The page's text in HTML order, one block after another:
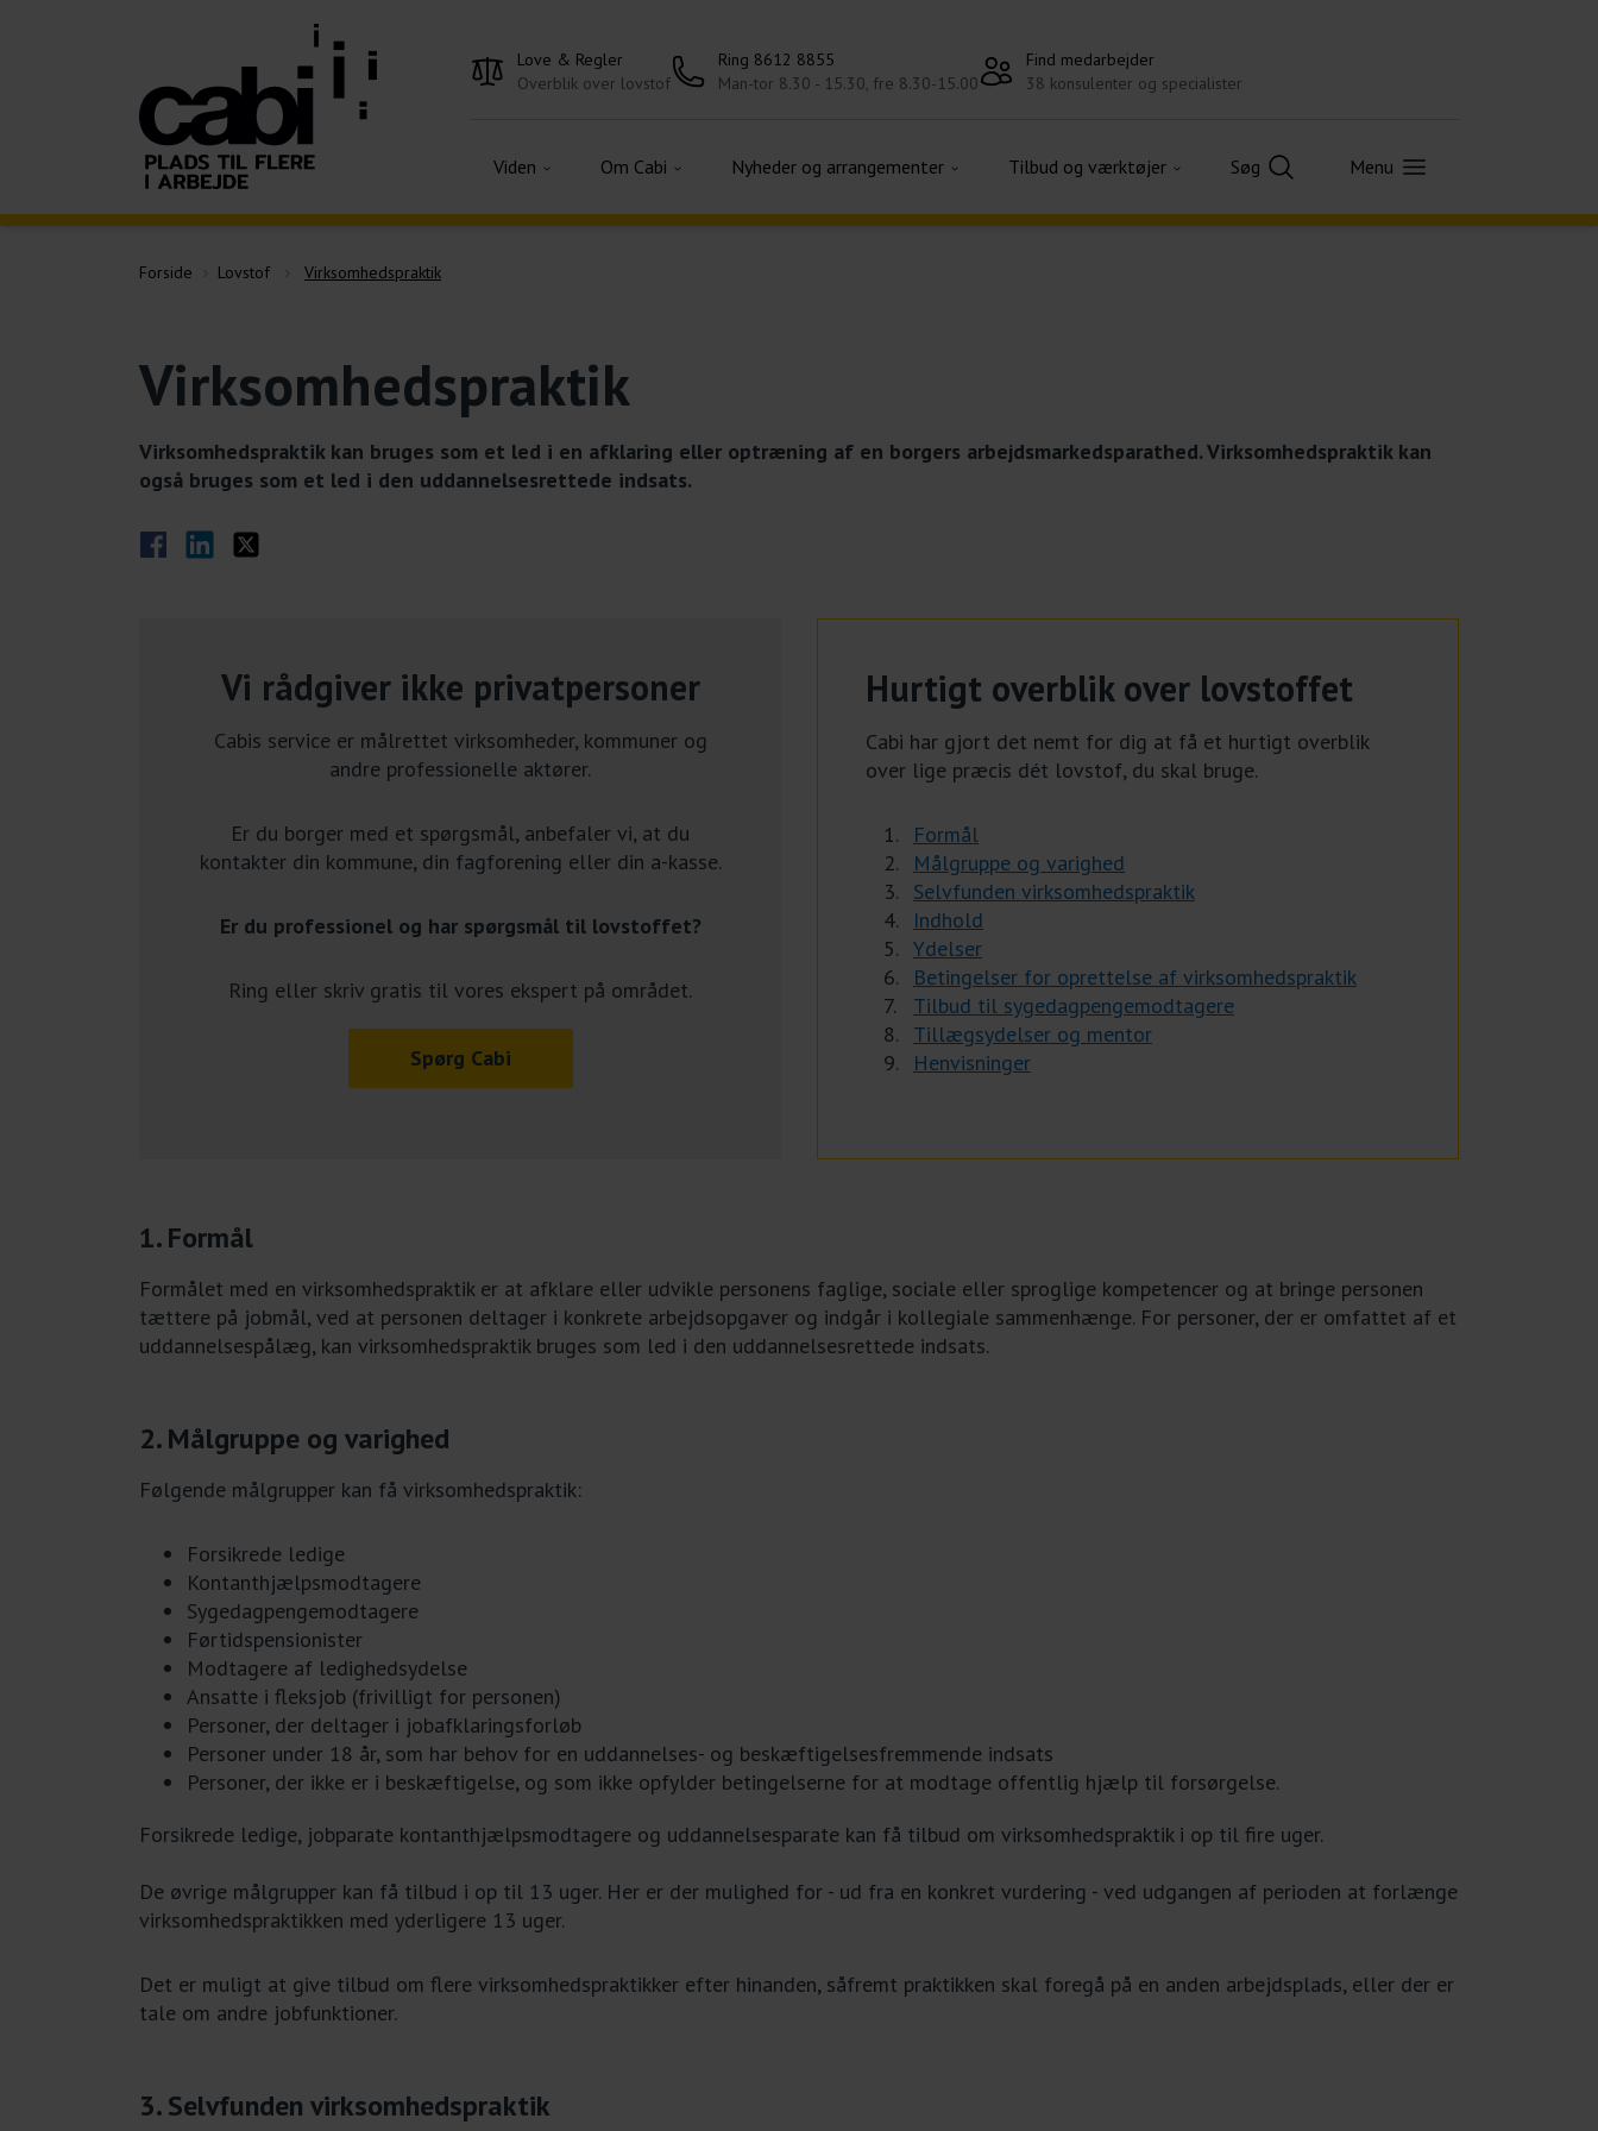
Love & Regler
Overblik over lovstof
Ring 8612 8855
Man-tor 8.30 - 15.30, fre 8.30-15.00
Find medarbejder
38 konsulenter og specialister
Viden Om Cabi Nyheder og arrangementer Tilbud og værktøjer Søg Menu
Forside Lovstof Virksomhedspraktik
Virksomhedspraktik
Virksomhedspraktik kan bruges som et led i en afklaring eller optræning af en borgers arbejdsmarkedsparathed. Virksomhedspraktik kan
også bruges som et led i den uddannelsesrettede indsats.
Del på Facebook
Del på LinkedIn
Del på Twitter
Vi rådgiver ikke privatpersoner
Cabis service er målrettet virksomheder, kommuner og
andre professionelle aktører.
Er du borger med et spørgsmål, anbefaler vi, at du
kontakter din kommune, din fagforening eller din a-kasse.
Er du professionel og har spørgsmål til lovstoffet?
Ring eller skriv gratis til vores ekspert på området.
Spørg Cabi
Hurtigt overblik over lovstoffet
Cabi har gjort det nemt for dig at få et hurtigt overblik
over lige præcis dét lovstof, du skal bruge.
Formål
Målgruppe og varighed
Selvfunden virksomhedspraktik
Indhold
Ydelser
Betingelser for oprettelse af virksomhedspraktik
Tilbud til sygedagpengemodtagere
Tillægsydelser og mentor
Henvisninger
1. Formål
Formålet med en virksomhedspraktik er at afklare eller udvikle personens faglige, sociale eller sproglige kompetencer og at bringe personen
tættere på jobmål, ved at personen deltager i konkrete arbejdsopgaver og indgår i kollegiale sammenhænge. For personer, der er omfattet af et
uddannelsespålæg, kan virksomhedspraktik bruges som led i den uddannelsesrettede indsats.
2. Målgruppe og varighed
Følgende målgrupper kan få virksomhedspraktik:
Forsikrede ledige
Kontanthjælpsmodtagere
Sygedagpengemodtagere
Førtidspensionister
Modtagere af ledighedsydelse
Ansatte i fleksjob (frivilligt for personen)
Personer, der deltager i jobafklaringsforløb
Personer under 18 år, som har behov for en uddannelses- og beskæftigelsesfremmende indsats
Personer, der ikke er i beskæftigelse, og som ikke opfylder betingelserne for at modtage offentlig hjælp til forsørgelse.
Forsikrede ledige, jobparate kontanthjælpsmodtagere og uddannelsesparate kan få tilbud om virksomhedspraktik i op til fire uger.
De øvrige målgrupper kan få tilbud i op til 13 uger. Her er der mulighed for - ud fra en konkret vurdering - ved udgangen af perioden at forlænge
virksomhedspraktikken med yderligere 13 uger.
Det er muligt at give tilbud om flere virksomhedspraktikker efter hinanden, såfremt praktikken skal foregå på en anden arbejdsplads, eller der er
tale om andre jobfunktioner.
3. Selvfunden virksomhedspraktik